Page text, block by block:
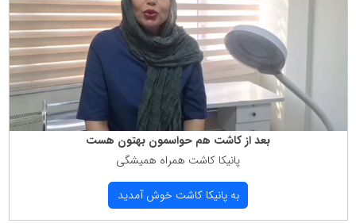
بعد از كاشت هم حواسمون بهتون هست
پانیكا كاشت همراه همیشگی
به پانیكا كاشت خوش آمدید